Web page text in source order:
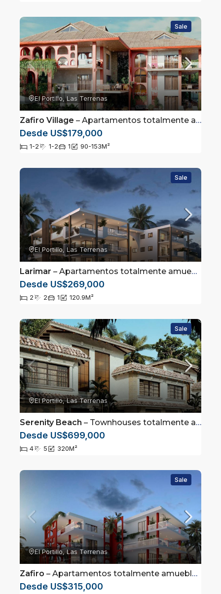
Sale
El Portillo, Las Terrenas
Zafiro Village – Apartamentos totalmente amueblados en Las Terrenas, Samaná
Desde US$179,000
1-2 1-2 1 90-153M²
Sale
El Portillo, Las Terrenas
Larimar – Apartamentos totalmente amueblados en Las Terrenas, Samaná
Desde US$269,000
2 2 1 120.9M²
Sale
El Portillo, Las Terrenas
Serenity Beach – Townhouses totalmente amueblados en Las Terrenas, Samaná
Desde US$699,000
4 5 320M²
Sale
El Portillo, Las Terrenas
Zafiro – Apartamentos totalmente amueblados en Las Terrenas, Samaná
Desde US$315,000